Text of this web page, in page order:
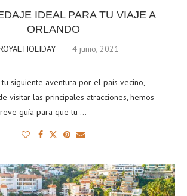
IDEAL PARA TU VIAJE A
ORLANDO
HOLIDAY 4 junio, 2021
siguiente aventura por el país vecino,
visitar las principales atracciones, hemos
guía para que tu …